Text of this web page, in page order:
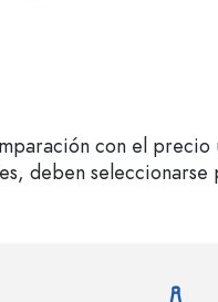
con el precio
deben